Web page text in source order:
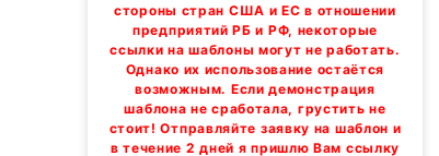
стороны стран США и ЕС в отношении
предприятий РБ и РФ, некоторые
ссылки на шаблоны могут не работать.
Однако их использование остаётся
возможным. Если демонстрация
шаблона не сработала, грустить не
стоит! Отправляйте заявку на шаблон и
в течение 2 дней я пришлю Вам ссылку